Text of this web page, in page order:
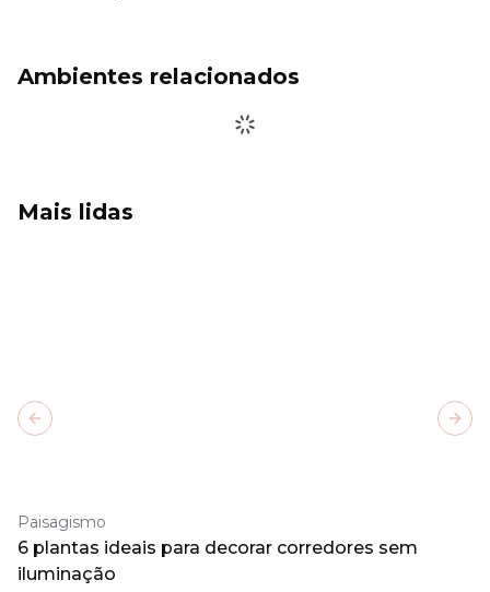
Ambientes relacionados
Mais lidas
Paisagismo
6 plantas ideais para decorar corredores sem
iluminação
Previous slide